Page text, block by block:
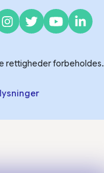
rettigheder forbeholdes.